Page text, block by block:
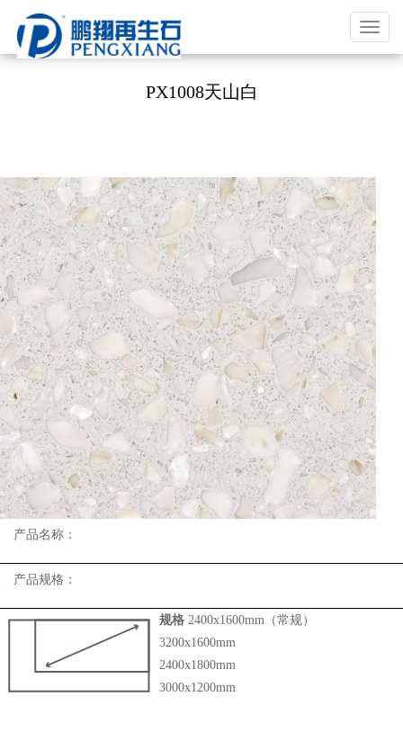
福
建
限
公
司
PX1008天山白
产品名称：
产品规格：
规格 2400x1600mm（常规）
3200x1600mm
2400x1800mm
3000x1200mm